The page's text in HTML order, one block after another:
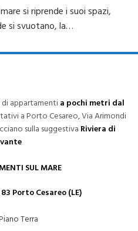
si riprende i suoi spazi,
si svuotano, la…
di appartamentia pochi metri dal
a Porto Cesareo, Via Arimondi
sulla suggestiva Riviera di
SUL MARE
Porto Cesareo (LE)
Terra